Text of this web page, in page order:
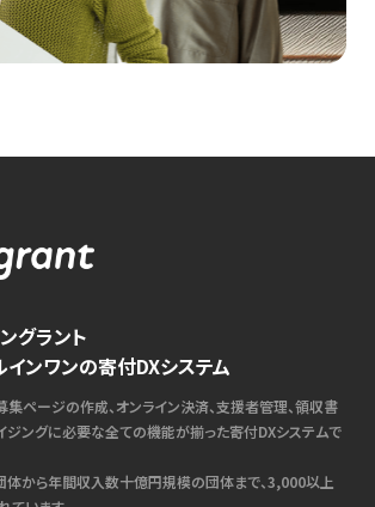
グラント
ンワンの寄付DXシステム
集ページの作成、オンライン決済、支援者管理、領収書
ジングに必要な全ての機能が揃った寄付DXシステムで
体から年間収入数十億円規模の団体まで、3,000以上